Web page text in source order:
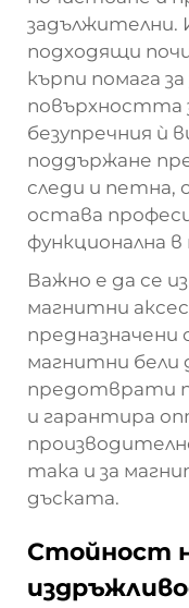
задължителни.
подходящи
кърпи помага за
повърхността
безупречния ѝ
поддържане
следи и петна,
остава
функционална
Важно е да се
магнитни
предназначени
магнитни бели
предотврати
и гарантира
така и за
дъската.
Стойност